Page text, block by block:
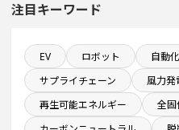
売上高が100億円以上の
純利益が10億円以上の企
来月稼働プロジェクト
注目キーワード
EV ロボット 自動化
サプライチェーン
風力発
再生可能エネルギー
全固